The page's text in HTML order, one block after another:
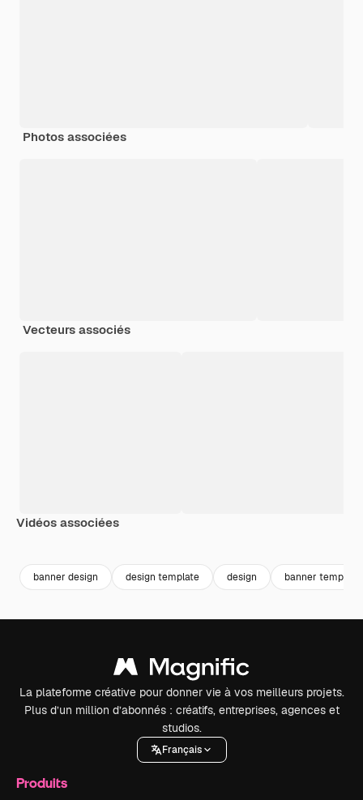
Photos associées
Vecteurs associés
Vidéos associées
banner design design template design banner template
La plateforme créative pour donner vie à vos meilleurs projets.
Plus d’un million d’abonnés : créatifs, entreprises, agences et
studios.
Français
Produits